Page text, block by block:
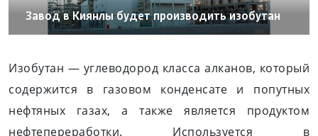
Завод в Киянлы будет производить изобутан
Изобутан — углеводород класса алканов, который
содержится в газовом конденсате и попутных
нефтяных газах, а также является продуктом
нефтепереработки. Используется в